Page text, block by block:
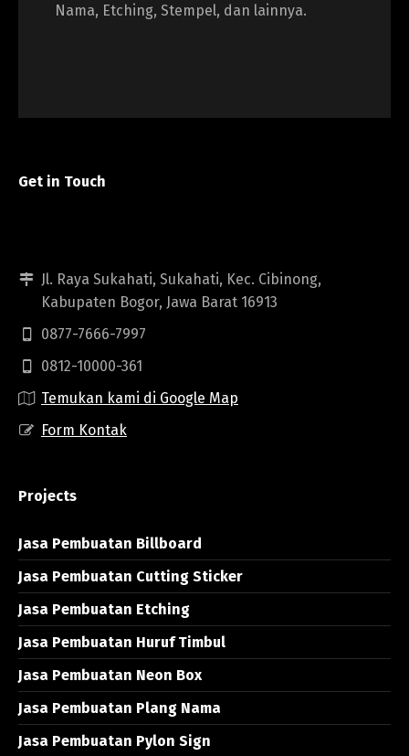
Nama, Etching, Stempel, dan lainnya.
Get in Touch
Jl. Raya Sukahati, Sukahati, Kec. Cibinong,
Kabupaten Bogor, Jawa Barat 16913
0877-7666-7997
0812-10000-361
Temukan kami di Google Map
Form Kontak
Projects
Jasa Pembuatan Billboard
Jasa Pembuatan Cutting Sticker
Jasa Pembuatan Etching
Jasa Pembuatan Huruf Timbul
Jasa Pembuatan Neon Box
Jasa Pembuatan Plang Nama
Jasa Pembuatan Pylon Sign